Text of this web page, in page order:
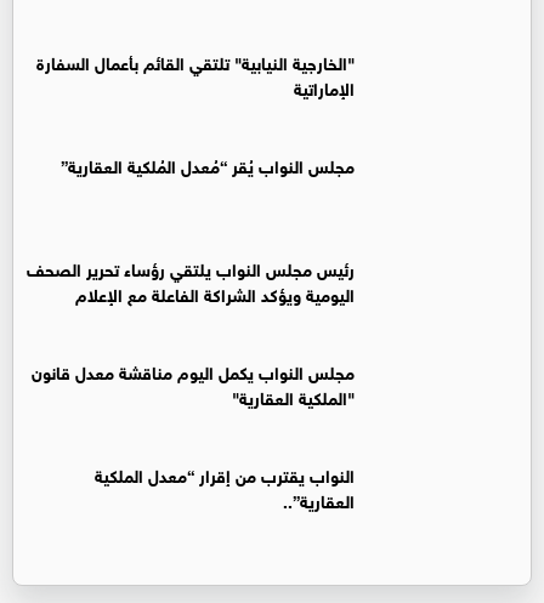
"الخارجية النيابية" تلتقي القائم بأعمال السفارة
الإماراتية
مجلس النواب يُقر “مُعدل المُلكية العقارية”
رئيس مجلس النواب يلتقي رؤساء تحرير الصحف
اليومية ويؤكد الشراكة الفاعلة مع الإعلام
مجلس النواب يكمل اليوم مناقشة معدل قانون
"الملكية العقارية"
النواب يقترب من إقرار “معدل الملكية
العقارية”..